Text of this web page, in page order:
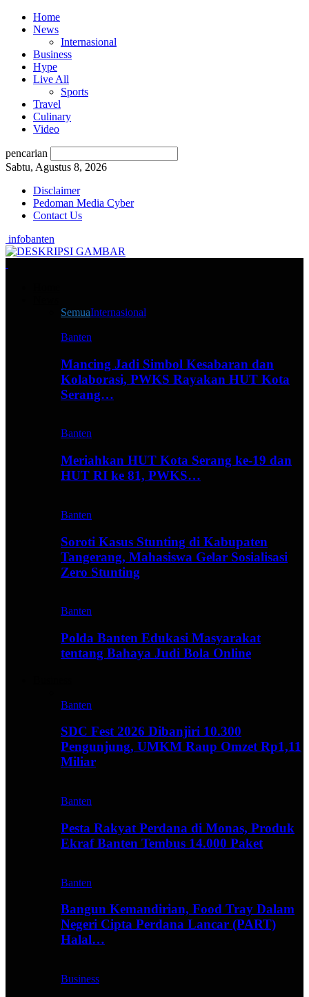
Home
News
Internasional
Business
Hype
Live All
Sports
Travel
Culinary
Video
pencarian
Sabtu, Agustus 8, 2026
Disclaimer
Pedoman Media Cyber
Contact Us
infobanten
SemuaInternasional
Banten
Mancing Jadi Simbol Kesabaran dan
Kolaborasi, PWKS Rayakan HUT Kota
Serang…
Banten
Meriahkan HUT Kota Serang ke-19 dan
HUT RI ke 81, PWKS…
Banten
Soroti Kasus Stunting di Kabupaten
Tangerang, Mahasiswa Gelar Sosialisasi
Zero Stunting
Banten
Polda Banten Edukasi Masyarakat
tentang Bahaya Judi Bola Online
Banten
SDC Fest 2026 Dibanjiri 10.300
Pengunjung, UMKM Raup Omzet Rp1,11
Miliar
Banten
Pesta Rakyat Perdana di Monas, Produk
Ekraf Banten Tembus 14.000 Paket
Banten
Bangun Kemandirian, Food Tray Dalam
Negeri Cipta Perdana Lancar (PART)
Halal…
Business